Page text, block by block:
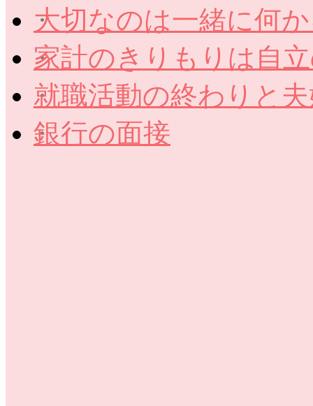
大切なのは一緒に何
家計のきりもりは自
就職活動の終わりと
銀行の面接